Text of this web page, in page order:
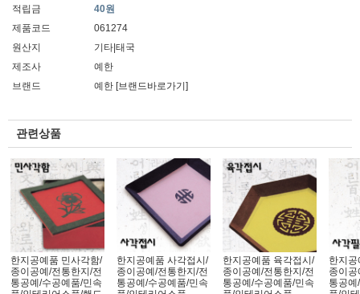
적립금
40원
제품코드
061274
원산지
기타|태국
제조사
예한
브랜드
예한 [브랜드바로가기]
관련상품
한지공예품 민사각함/
종이공예/전통한지/전
통공예/수공예품/민속
한지공예품 사각접시/
종이공예/전통한지/전
통공예/수공예품/민속
한지공예품 육각접시/
종이공예/전통한지/전
통공예/수공예품/민속
한지
종이
통공